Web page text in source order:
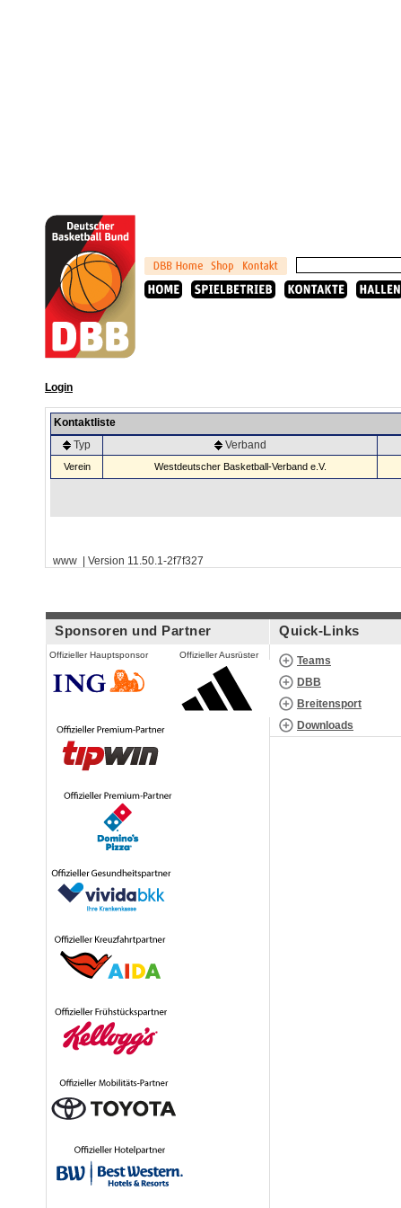
Login
Kontaktliste
Typ
Verband
Verein Westdeutscher Basketball-Verband e.V.
www | Version 11.50.1-2f7f327
Sponsoren und Partner
Offizieller Hauptsponsor Offizieller Ausrüster
Quick-Links
Teams
DBB
Breitensport
Downloads